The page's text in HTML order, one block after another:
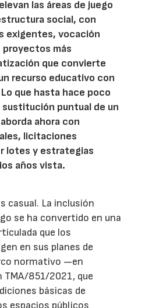
las áreas de juego
social, con
exigentes, vocación
proyectos más
que convierte
recurso educativo con
que hasta hace poco
sustitución puntual de un
ahora con
licitaciones
lotes y estrategias
años vista.
casual. La inclusión
se ha convertido en una
que los
en sus planes de
normativo —en
TMA/851/2021, que
básicas de
espacios públicos